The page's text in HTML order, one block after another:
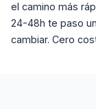
el camino más
24-48h te paso
cambiar. Cero